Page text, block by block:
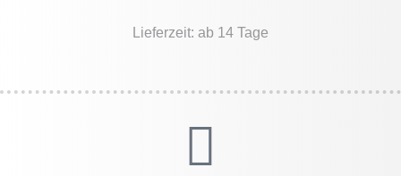
Lieferzeit: ab 14 Tage